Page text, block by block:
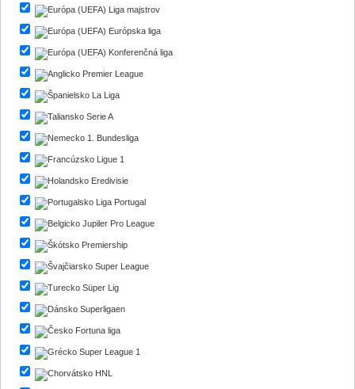
Liga majstrov
Európska liga
Konferenčná liga
Premier League
La Liga
Serie A
1. Bundesliga
Ligue 1
Eredivisie
Liga Portugal
Jupiler Pro League
Premiership
Super League
Süper Lig
Superligaen
Fortuna liga
Super League 1
HNL